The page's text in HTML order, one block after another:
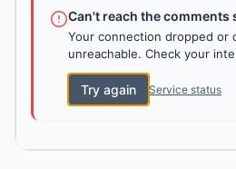
Can't reach the comments
Your connection dropped or
unreachable. Check your
Try again Service status